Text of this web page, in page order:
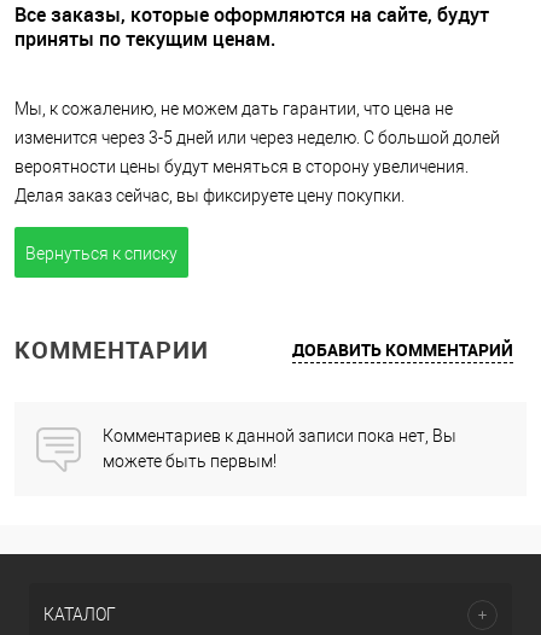
Все заказы, которые оформляются на сайте, будут
приняты по текущим ценам.
Мы, к сожалению, не можем дать гарантии, что цена не
изменится через 3-5 дней или через неделю. С большой долей
вероятности цены будут меняться в сторону увеличения.
Делая заказ сейчас, вы фиксируете цену покупки.
Вернуться к списку
КОММЕНТАРИИ ДОБАВИТЬ КОММЕНТАРИЙ
Комментариев к данной записи пока нет, Вы
можете быть первым!
КАТАЛОГ